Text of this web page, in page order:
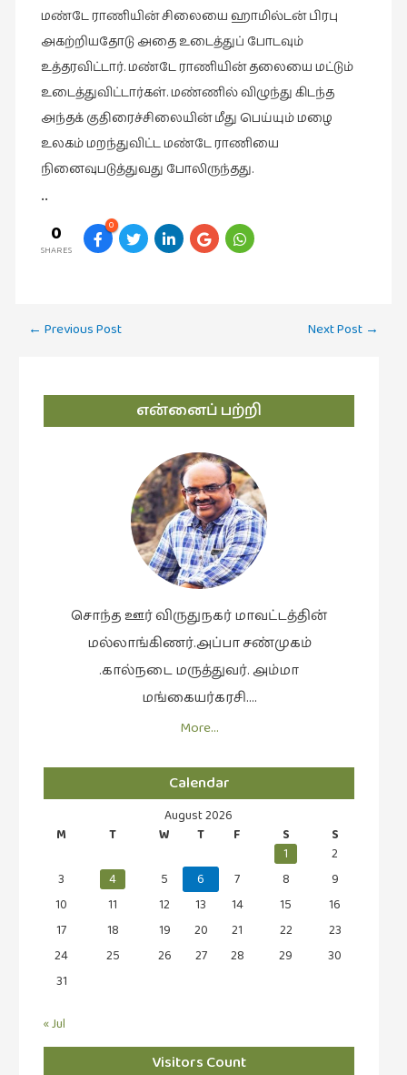
இன்று
விமர்சனம்
விளையாட்டு
ஷேக்ஸ்பியரின்
உலகம்
மண்டே ராணியின் சிலையை ஹாமில்டன் பிரபு
அகற்றியதோடு அதை உடைத்துப் போடவும்
உத்தரவிட்டார். மண்டே ராணியின் தலையை மட்டும்
உடைத்துவிட்டார்கள். மண்ணில் விழுந்து கிடந்த
அந்தக் குதிரைச்சிலையின் மீது பெய்யும் மழை
உலகம் மறந்துவிட்ட மண்டே ராணியை
நினைவுபடுத்துவது போலிருந்தது.
••
0
SHARES
0
Post
← Previous Post Next Post →
என்னைப் பற்றி
சொந்த ஊர் விருதுநகர் மாவட்டத்தின்
மல்லாங்கிணர்.அப்பா சண்முகம்
.கால்நடை மருத்துவர். அம்மா
மங்கையர்கரசி….
More…
Calendar
August 2026
M
T W T F S
S
1
2
3
4 5 6 7 8
9
10
11 12 13 14 15
16
17
18 19 20 21 22
23
24
25 26 27 28 29
30
31
« Jul
Visitors Count